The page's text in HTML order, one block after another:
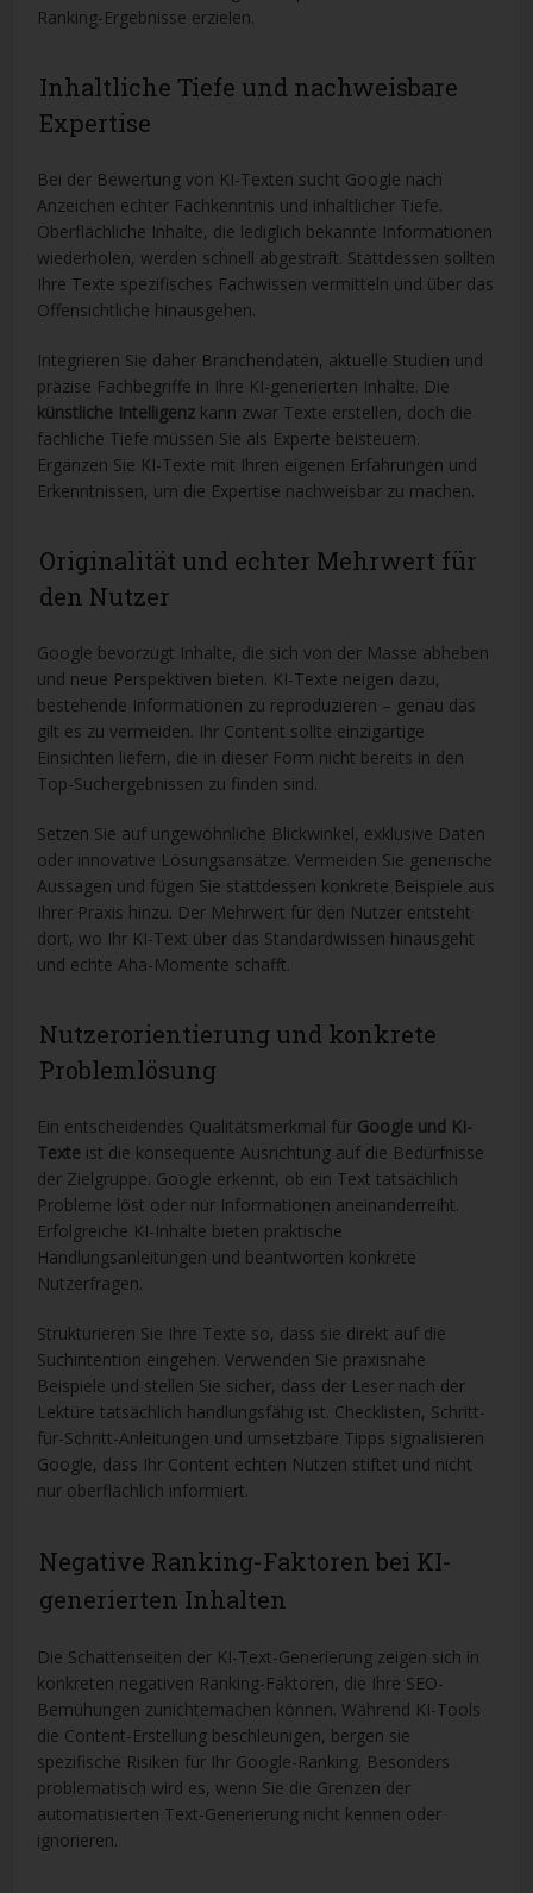
Ranking-Ergebnisse erzielen.
Inhaltliche Tiefe und nachweisbare
Expertise
Bei der Bewertung von KI-Texten sucht Google nach
Anzeichen echter Fachkenntnis und inhaltlicher Tiefe.
Oberflächliche Inhalte, die lediglich bekannte Informationen
wiederholen, werden schnell abgestraft. Stattdessen sollten
Ihre Texte spezifisches Fachwissen vermitteln und über das
Offensichtliche hinausgehen.
Integrieren Sie daher Branchendaten, aktuelle Studien und
präzise Fachbegriffe in Ihre KI-generierten Inhalte. Die
künstliche Intelligenz kann zwar Texte erstellen, doch die
fachliche Tiefe müssen Sie als Experte beisteuern.
Ergänzen Sie KI-Texte mit Ihren eigenen Erfahrungen und
Erkenntnissen, um die Expertise nachweisbar zu machen.
Originalität und echter Mehrwert für
den Nutzer
Google bevorzugt Inhalte, die sich von der Masse abheben
und neue Perspektiven bieten. KI-Texte neigen dazu,
bestehende Informationen zu reproduzieren – genau das
gilt es zu vermeiden. Ihr Content sollte einzigartige
Einsichten liefern, die in dieser Form nicht bereits in den
Top-Suchergebnissen zu finden sind.
Setzen Sie auf ungewöhnliche Blickwinkel, exklusive Daten
oder innovative Lösungsansätze. Vermeiden Sie generische
Aussagen und fügen Sie stattdessen konkrete Beispiele aus
Ihrer Praxis hinzu. Der Mehrwert für den Nutzer entsteht
dort, wo Ihr KI-Text über das Standardwissen hinausgeht
und echte Aha-Momente schafft.
Nutzerorientierung und konkrete
Problemlösung
Ein entscheidendes Qualitätsmerkmal für Google und KI-
Texte ist die konsequente Ausrichtung auf die Bedürfnisse
der Zielgruppe. Google erkennt, ob ein Text tatsächlich
Probleme löst oder nur Informationen aneinanderreiht.
Erfolgreiche KI-Inhalte bieten praktische
Handlungsanleitungen und beantworten konkrete
Nutzerfragen.
Strukturieren Sie Ihre Texte so, dass sie direkt auf die
Suchintention eingehen. Verwenden Sie praxisnahe
Beispiele und stellen Sie sicher, dass der Leser nach der
Lektüre tatsächlich handlungsfähig ist. Checklisten, Schritt-
für-Schritt-Anleitungen und umsetzbare Tipps signalisieren
Google, dass Ihr Content echten Nutzen stiftet und nicht
nur oberflächlich informiert.
Negative Ranking-Faktoren bei KI-
generierten Inhalten
Die Schattenseiten der KI-Text-Generierung zeigen sich in
konkreten negativen Ranking-Faktoren, die Ihre SEO-
Bemühungen zunichtemachen können. Während KI-Tools
die Content-Erstellung beschleunigen, bergen sie
spezifische Risiken für Ihr Google-Ranking. Besonders
problematisch wird es, wenn Sie die Grenzen der
automatisierten Text-Generierung nicht kennen oder
ignorieren.